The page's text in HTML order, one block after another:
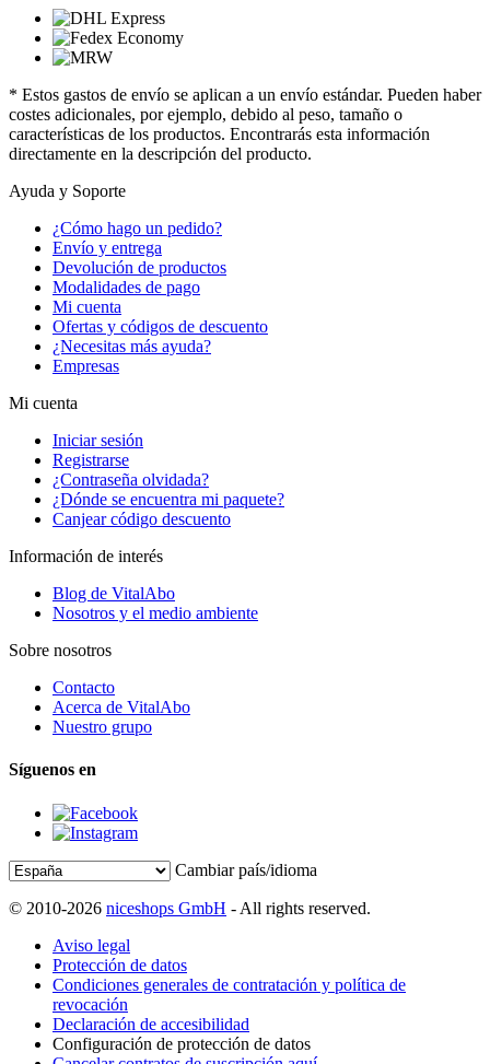
* Estos gastos de envío se aplican a un envío estándar. Pueden haber
costes adicionales, por ejemplo, debido al peso, tamaño o
características de los productos. Encontrarás esta información
directamente en la descripción del producto.
Ayuda y Soporte
¿Cómo hago un pedido?
Envío y entrega
Devolución de productos
Modalidades de pago
Mi cuenta
Ofertas y códigos de descuento
¿Necesitas más ayuda?
Empresas
Mi cuenta
Iniciar sesión
Registrarse
¿Contraseña olvidada?
¿Dónde se encuentra mi paquete?
Canjear código descuento
Información de interés
Blog de VitalAbo
Nosotros y el medio ambiente
Sobre nosotros
Contacto
Acerca de VitalAbo
Nuestro grupo
Síguenos en
Cambiar país/idioma
© 2010-2026 niceshops GmbH - All rights reserved.
Aviso legal
Protección de datos
Condiciones generales de contratación y política de
revocación
Declaración de accesibilidad
Configuración de protección de datos